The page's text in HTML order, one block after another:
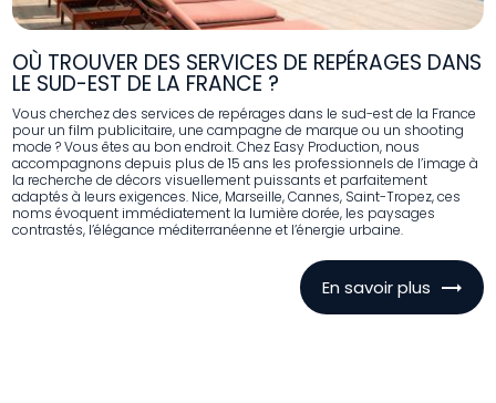
OÙ TROUVER DES SERVICES DE REPÉRAGES DANS
LE SUD-EST DE LA FRANCE ?
Vous cherchez des services de repérages dans le sud-est de la France
pour un film publicitaire, une campagne de marque ou un shooting
mode ? Vous êtes au bon endroit. Chez Easy Production, nous
accompagnons depuis plus de 15 ans les professionnels de l’image à
la recherche de décors visuellement puissants et parfaitement
adaptés à leurs exigences. Nice, Marseille, Cannes, Saint-Tropez, ces
noms évoquent immédiatement la lumière dorée, les paysages
contrastés, l’élégance méditerranéenne et l’énergie urbaine.
En savoir plus